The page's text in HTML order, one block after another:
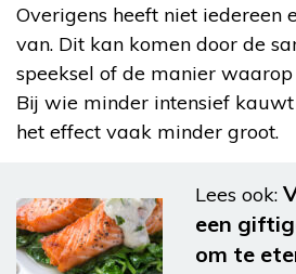
Overigens heeft niet iedereen
van. Dit kan komen door de
speeksel of de manier
Bij wie minder intensief kauwt
het effect vaak minder groot.
Lees ook:
een
om te